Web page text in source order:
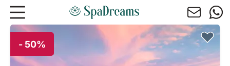
Przejdź do głównej treści
- 50%